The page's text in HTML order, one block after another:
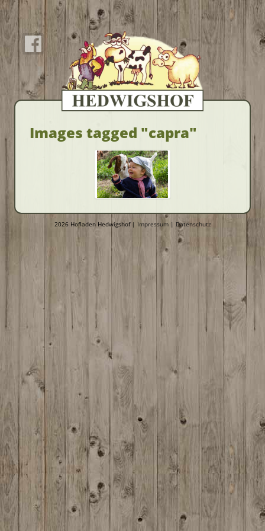
Images tagged "capra"
2026 Hofladen Hedwigshof | Impressum| Datenschutz